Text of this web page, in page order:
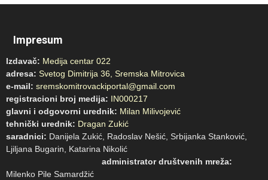
Impresum
Izdavač: Medija centar 022
adresa: Svetog Dimitrija 36, Sremska Mitrovica
e-mail: sremskomitrovackiportal@gmail.com
registracioni broj medija: IN000217
glavni i odgovorni urednik: Milan Milivojević
tehnički urednik: Dragan Zukić
saradnici: Danijela Zukić, Radoslav Nešić, Srbijanka Stanković,
Ljiljana Bugarin, Katarina Nikolić
administrator društvenih mreža:
Milenko Pile Samardžić